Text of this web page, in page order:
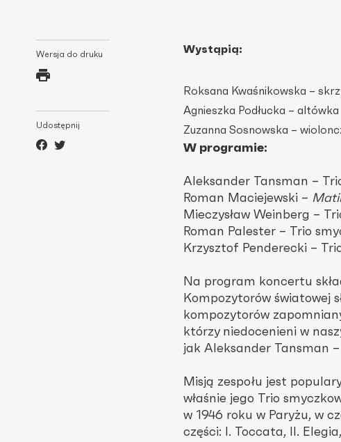
Wersja do druku
Udostępnij
Wystąpią:
Roksana Kwaśnikowska –
Agnieszka Podłucka – altówka
Zuzanna Sosnowska –
W programie:
Aleksander Tansman –
Roman Maciejewski –
Mieczysław Weinberg –
Roman Palester – Trio
Krzysztof Penderecki –
Na program koncertu
Kompozytorów światowej
kompozytorów
którzy niedocenieni w
jak Aleksander Tansman
Misją zespołu jest
właśnie jego Trio
w 1946 roku w Paryżu, w
części: I. Toccata, II.